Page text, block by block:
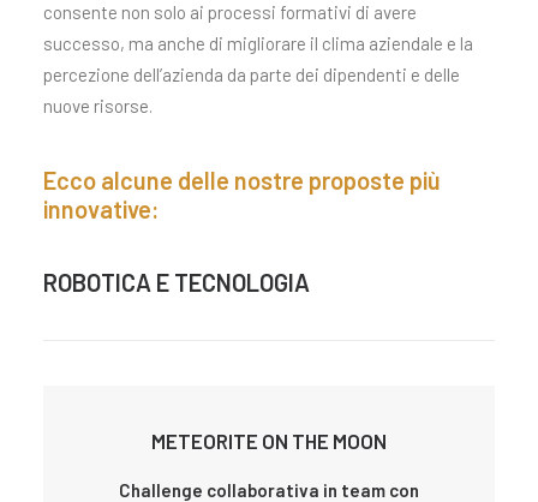
consente non solo ai processi formativi di avere
successo, ma anche di migliorare il clima aziendale e la
percezione dell’azienda da parte dei dipendenti e delle
nuove risorse.
Ecco alcune delle nostre proposte più
innovative:
ROBOTICA E TECNOLOGIA
METEORITE ON THE MOON
Challenge collaborativa in team con